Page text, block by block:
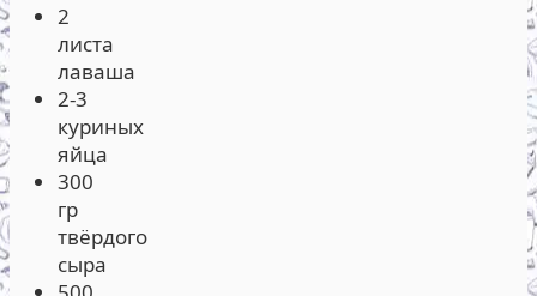
2
листа
лаваша
2-3
куриных
яйца
300
гр
твёрдого
сыра